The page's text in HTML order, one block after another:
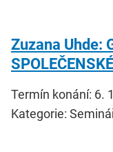
Zuzana Uhde:
Termín konání: 6.
Kategorie: